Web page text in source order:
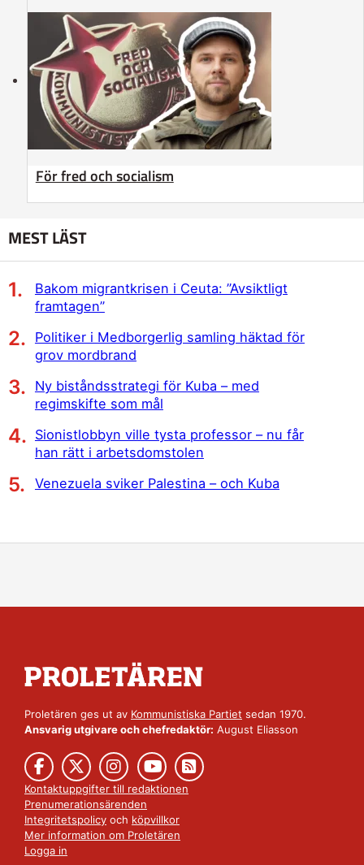
För fred och socialism
MEST LÄST
Bakom migrantkrisen i Ceuta: ”Avsiktligt
framtagen”
Politiker i Medborgerlig samling häktad för
grov mordbrand
Ny biståndsstrategi för Kuba – med
regimskifte som mål
Sionistlobbyn ville tysta professor – nu får
han rätt i arbetsdomstolen
Venezuela sviker Palestina – och Kuba
Proletären ges ut av Kommunistiska Partiet sedan 1970.
Ansvarig utgivare och chefredaktör: August Eliasson
Kontaktuppgifter till redaktionen
Prenumerationsärenden
Integritetspolicy och köpvillkor
Mer information om Proletären
Logga in